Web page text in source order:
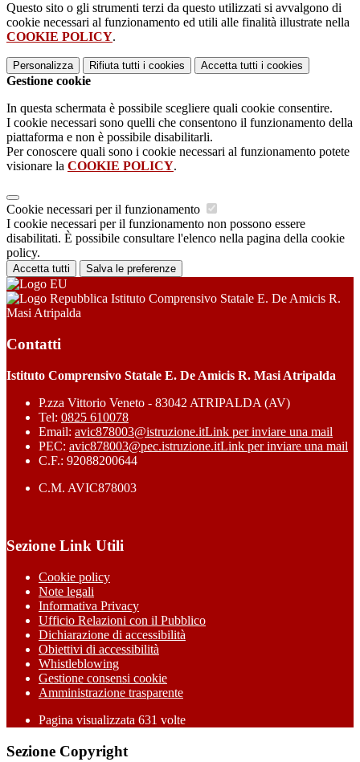
Questo sito o gli strumenti terzi da questo utilizzati si avvalgono di
cookie necessari al funzionamento ed utili alle finalità illustrate nella
COOKIE POLICY.
Personalizza Rifiuta tutti i cookies Accetta tutti i cookies
Gestione cookie
In questa schermata è possibile scegliere quali cookie consentire.
I cookie necessari sono quelli che consentono il funzionamento della
piattaforma e non è possibile disabilitarli.
Per conoscere quali sono i cookie necessari al funzionamento potete
visionare la COOKIE POLICY.
Cookie necessari per il funzionamento
I cookie necessari per il funzionamento non possono essere
disabilitati. È possibile consultare l'elenco nella pagina della cookie
policy.
Accetta tutti Salva le preferenze
Istituto Comprensivo Statale E. De Amicis R.
Masi Atripalda
Contatti
Istituto Comprensivo Statale E. De Amicis R. Masi Atripalda
P.zza Vittorio Veneto - 83042 ATRIPALDA (AV)
Tel: 0825 610078
Email: avic878003@istruzione.itLink per inviare una mail
PEC: avic878003@pec.istruzione.itLink per inviare una mail
C.F.: 92088200644
C.M. AVIC878003
Sezione Link Utili
Cookie policy
Note legali
Informativa Privacy
Ufficio Relazioni con il Pubblico
Dichiarazione di accessibilità
Obiettivi di accessibilità
Whistleblowing
Gestione consensi cookie
Amministrazione trasparente
Pagina visualizzata 631 volte
Sezione Copyright